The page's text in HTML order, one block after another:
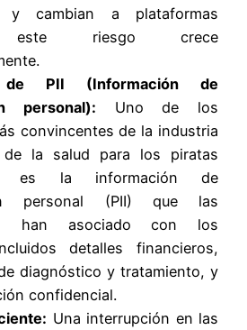
y cambian a plataformas
este riesgo crece
de PII (Información de
personal): Uno de los
convincentes de la industria
la salud para los piratas
es la información de
personal (PII) que las
han asociado con los
detalles financieros,
diagnóstico y tratamiento, y
confidencial.
Una interrupción en las